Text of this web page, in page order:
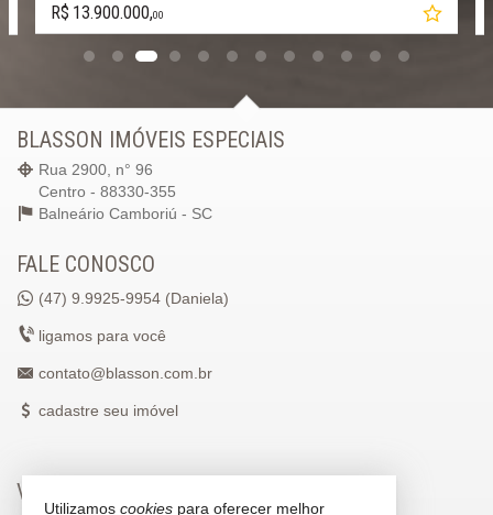
R$ 13.900.000,00
BLASSON IMÓVEIS ESPECIAIS
Rua 2900, n° 96
Centro - 88330-355
Balneário Camboriú - SC
FALE CONOSCO
(47) 9.9925-9954 (Daniela)
ligamos para você
contato@blasson.com.br
cadastre seu imóvel
VEJA MAIS
Utilizamos cookies para oferecer melhor